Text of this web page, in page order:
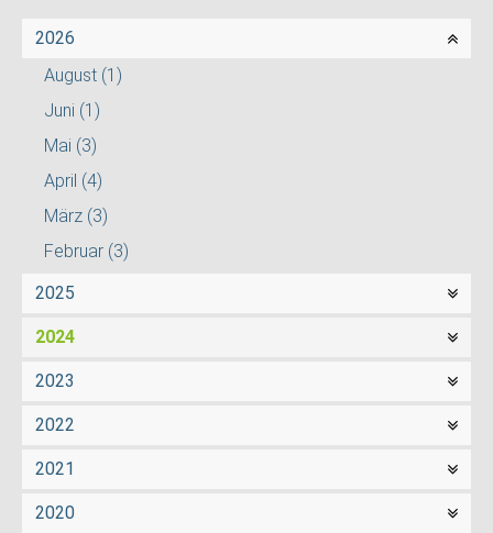
2026
August (1)
Juni (1)
Mai (3)
April (4)
März (3)
Februar (3)
2025
2024
2023
2022
2021
2020